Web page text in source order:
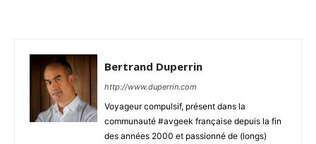
Bertrand Duperrin
http://www.duperrin.com
Voyageur compulsif, présent dans la
communauté #avgeek française depuis la fin
des années 2000 et passionné de (longs)